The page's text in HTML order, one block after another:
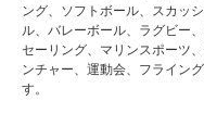
ング、ソフトボール、スカッ
ル、バレーボール、ラグビー
セーリング、マリンスポーツ
ンチャー、運動会、フライン
す。